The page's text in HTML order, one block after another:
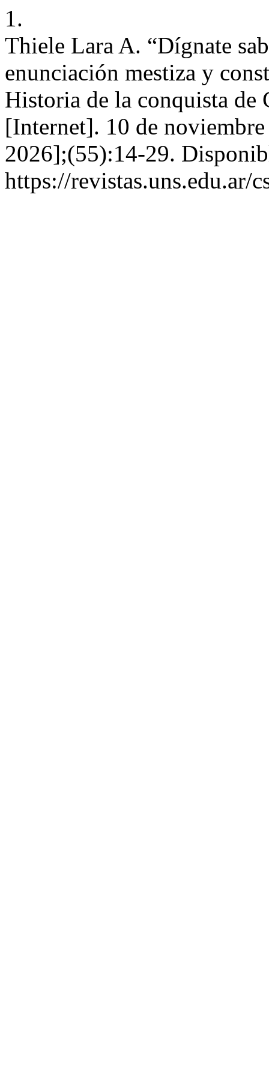
1.
Thiele Lara A. “Dígnate
enunciación mestiza y
Historia de la conquista
[Internet]. 10 de
2026];(55):14-29.
https://revistas.uns.edu.ar/